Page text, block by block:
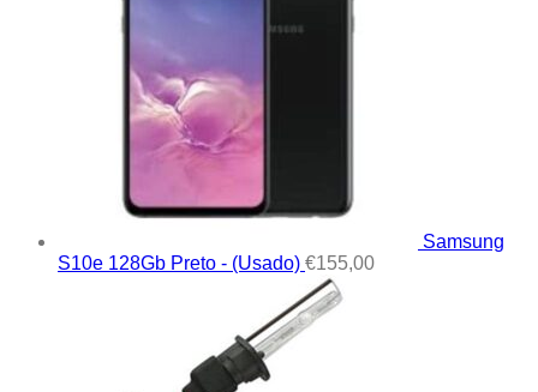
Samsung
S10e 128Gb Preto - (Usado) €155,00